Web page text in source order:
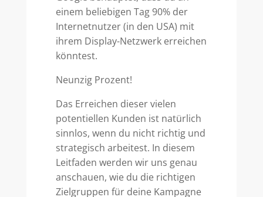
einem beliebigen Tag 90% der
Internetnutzer (in den USA) mit
ihrem Display-Netzwerk erreichen
könntest.
Neunzig Prozent!
Das Erreichen dieser vielen
potentiellen Kunden ist natürlich
sinnlos, wenn du nicht richtig und
strategisch arbeitest. In diesem
Leitfaden werden wir uns genau
anschauen, wie du die richtigen
Zielgruppen für deine Kampagne